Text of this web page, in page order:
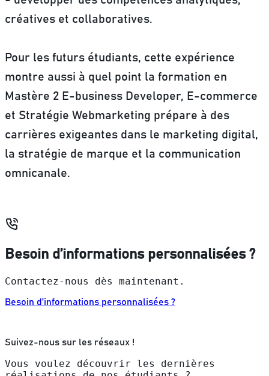
créatives et collaboratives.
Pour les futurs étudiants, cette expérience
montre aussi à quel point la formation en
Mastère 2 E-business Developer, E-commerce
et Stratégie Webmarketing prépare à des
carrières exigeantes dans le marketing digital,
la stratégie de marque et la communication
omnicanale.
Besoin d’informations personnalisées ?
Contactez-nous dès maintenant.
Besoin d’informations personnalisées ?
Suivez-nous sur les réseaux !
Vous voulez découvrir les dernières